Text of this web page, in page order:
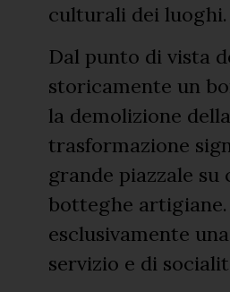
culturali dei luoghi.
Dal punto di vista
storicamente un
la demolizione
trasformazione
grande piazzale su
botteghe
esclusivamente
servizio e di